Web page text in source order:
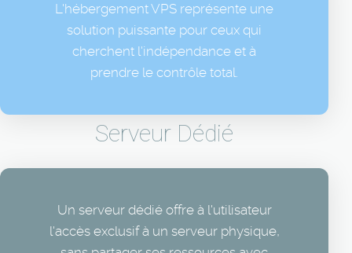
L'hébergement VPS représente une
solution puissante pour ceux qui
cherchent l'indépendance et à
prendre le contrôle total.
Serveur Dédié
Un serveur dédié offre à l'utilisateur
l'accès exclusif à un serveur physique,